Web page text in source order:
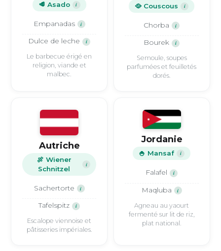
🥩 Asado i
Empanadas i
Dulce de leche i
Le barbecue érigé en
religion, viande et
malbec.
🥘 Couscous i
Chorba i
Bourek i
Semoule, soupes
parfumées et feuilletés
dorés.
Autriche
🍖 Wiener
Schnitzel
i
Sachertorte i
Tafelspitz i
Escalope viennoise et
pâtisseries impériales.
Jordanie
🍚 Mansaf i
Falafel i
Maqluba i
Agneau au yaourt
fermenté sur lit de riz,
plat national.